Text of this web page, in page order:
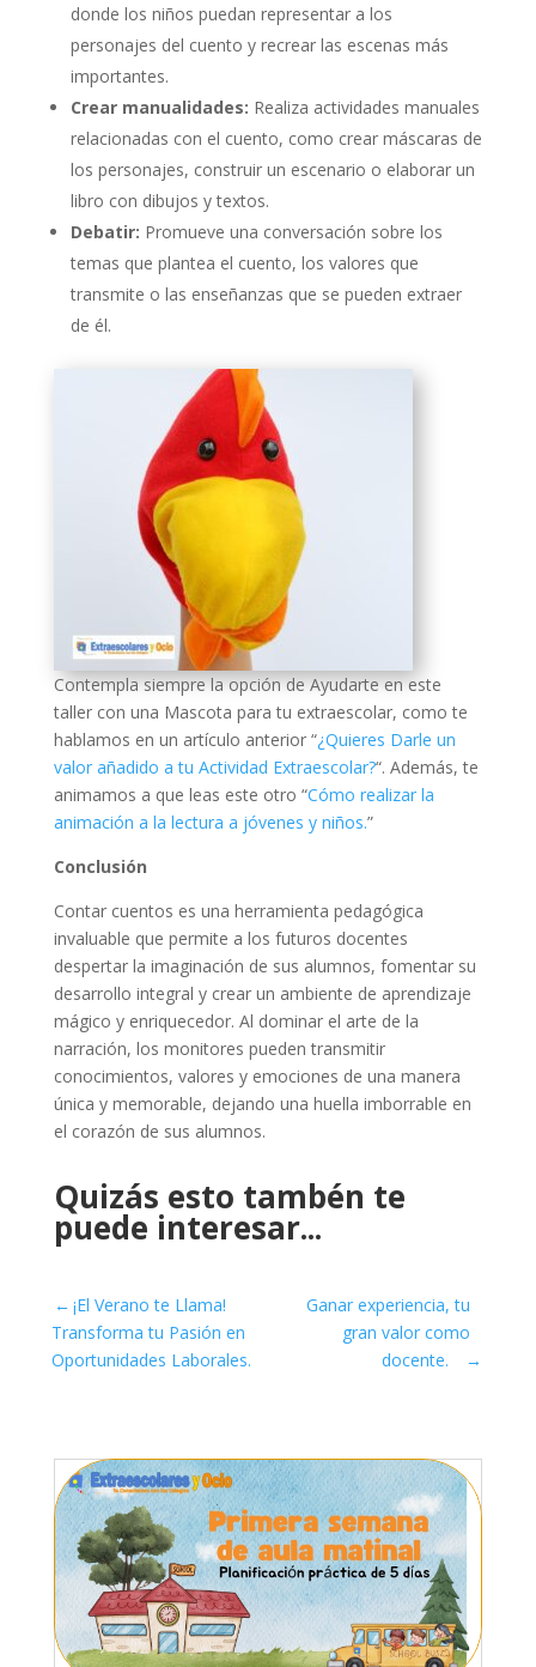
donde los niños puedan representar a los
personajes del cuento y recrear las escenas más
importantes.
Crear manualidades: Realiza actividades manuales
relacionadas con el cuento, como crear máscaras de
los personajes, construir un escenario o elaborar un
libro con dibujos y textos.
Debatir: Promueve una conversación sobre los
temas que plantea el cuento, los valores que
transmite o las enseñanzas que se pueden extraer
de él.
Contempla siempre la opción de Ayudarte en este
taller con una Mascota para tu extraescolar, como te
hablamos en un artículo anterior “¿Quieres Darle un
valor añadido a tu Actividad Extraescolar?“. Además, te
animamos a que leas este otro “Cómo realizar la
animación a la lectura a jóvenes y niños.”
Conclusión
Contar cuentos es una herramienta pedagógica
invaluable que permite a los futuros docentes
despertar la imaginación de sus alumnos, fomentar su
desarrollo integral y crear un ambiente de aprendizaje
mágico y enriquecedor. Al dominar el arte de la
narración, los monitores pueden transmitir
conocimientos, valores y emociones de una manera
única y memorable, dejando una huella imborrable en
el corazón de sus alumnos.
Quizás esto tambén te
puede interesar...
←¡El Verano te Llama!
Transforma tu Pasión en
Oportunidades Laborales.
Ganar experiencia, tu
gran valor como
docente.
→